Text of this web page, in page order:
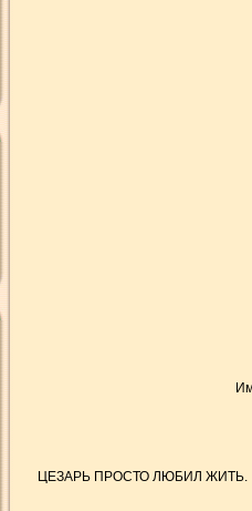
ЦЕЗАРЬ ПРОСТО ЛЮБИЛ ЖИТЬ.